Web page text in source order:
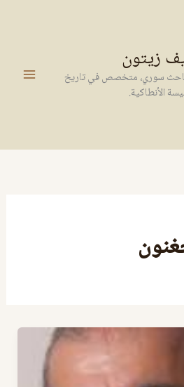
زيتون
سوري، متخصص في تاريخ
الأنطاكية.